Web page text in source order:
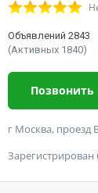
Объявлений 2843
(Активных 1840)
Позвонить
г Москва, проезд
Зарегистрирован